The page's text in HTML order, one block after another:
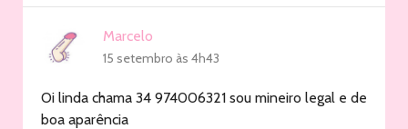
Marcelo
15 setembro às 4h43
Oi linda chama 34 974006321 sou mineiro legal e de
boa aparência